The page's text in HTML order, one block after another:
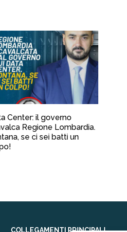
Center: il governo
Regione Lombardia.
se ci sei batti un
COLLEGAMENTI PRINCIPALI